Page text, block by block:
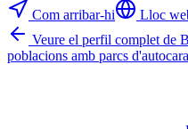
Com arribar-hi
Lloc
Veure el perfil complet de
poblacions amb parcs